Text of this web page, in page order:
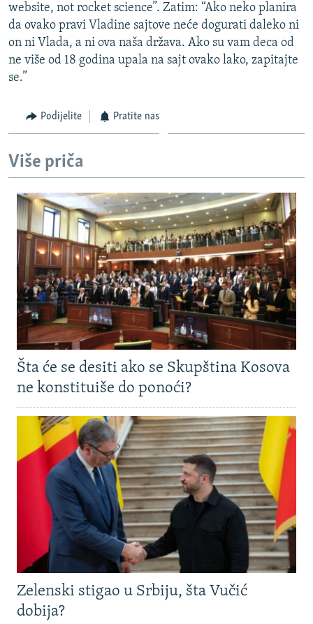
TV LIBERTY
POST SCRIPTUM
MOJA EVROPA
SVE KARTE DEJTONA
NASTANAK I RASPAD JUGOSLAVIJE
Sve RFE/RL stranice
website, not rocket science”. Zatim: “Ako neko planira
da ovako pravi Vladine sajtove neće dogurati daleko ni
on ni Vlada, a ni ova naša država. Ako su vam deca od
ne više od 18 godina upala na sajt ovako lako, zapitajte
se.”
Podijelite Pratite nas
Više priča
Šta će se desiti ako se Skupština Kosova
ne konstituiše do ponoći?
Zelenski stigao u Srbiju, šta Vučić
dobija?